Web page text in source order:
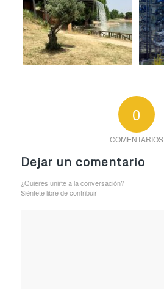
0
COMENTARIOS
Dejar un comentario
¿Quieres unirte a la conversación?
Siéntete libre de contribuir